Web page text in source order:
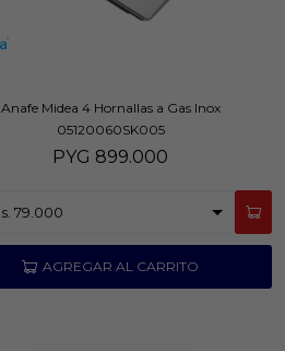
Anafe Midea 4 Hornallas a Gas Inox
05120060SK005
PYG 899.000